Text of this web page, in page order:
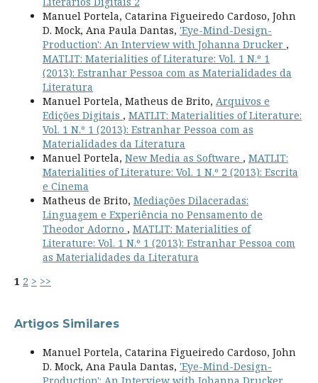
Manuel Portela, Catarina Figueiredo Cardoso, John
D. Mock, Ana Paula Dantas, 'Eye-Mind-Design-
Production': An Interview with Johanna Drucker ,
MATLIT: Materialities of Literature: Vol. 1 N.º 1
(2013): Estranhar Pessoa com as Materialidades da
Literatura
Manuel Portela, Matheus de Brito, Arquivos e
Edições Digitais , MATLIT: Materialities of Literature:
Vol. 1 N.º 1 (2013): Estranhar Pessoa com as
Materialidades da Literatura
Manuel Portela, New Media as Software , MATLIT:
Materialities of Literature: Vol. 1 N.º 2 (2013): Escrita
e Cinema
Matheus de Brito, Mediações Dilaceradas:
Linguagem e Experiência no Pensamento de
Theodor Adorno , MATLIT: Materialities of
Literature: Vol. 1 N.º 1 (2013): Estranhar Pessoa com
as Materialidades da Literatura
1 2 > >>
Artigos Similares
Manuel Portela, Catarina Figueiredo Cardoso, John
D. Mock, Ana Paula Dantas, 'Eye-Mind-Design-